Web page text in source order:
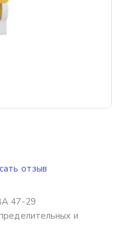
47-29
и
отзыв